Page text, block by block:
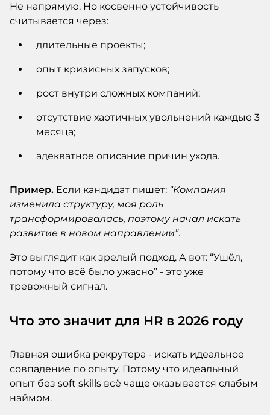
Не напрямую. Но косвенно устойчивость
считывается через:
длительные проекты;
опыт кризисных запусков;
рост внутри сложных компаний;
отсутствие хаотичных увольнений каждые 3
месяца;
адекватное описание причин ухода.
Пример.Если кандидат пишет: “Компания
изменила структуру, моя роль
трансформировалась, поэтому начал искать
развитие в новом направлении”.
Это выглядит как зрелый подход. А вот: “Ушёл,
потому что всё было ужасно” - это уже
тревожный сигнал.
Что это значит для HR в 2026 году
Главная ошибка рекрутера - искать идеальное
совпадение по опыту. Потому что идеальный
опыт без soft skills всё чаще оказывается слабым
наймом.